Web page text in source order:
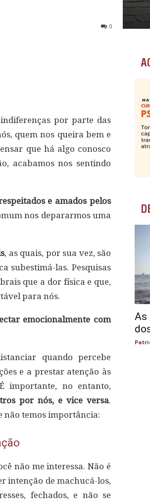
0
por parte das
quem nos queira bem e
que há algo conosco
acabamos nos sentindo
e amados pelos
nos depararmos uma
, as quais, por sua vez, são
subestimá-las. Pesquisas
que a dor física e que,
para nós.
emocionalmente com
quando percebe
e a prestar atenção às
importante, no entanto,
por nós, e vice versa.
não temos importância:
não me interessa. Não é
intenção de machucá-los,
fechados, e não se
As